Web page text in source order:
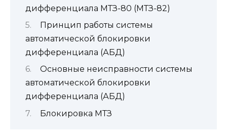
дифференциала МТЗ-80 (МТЗ-82)
Принцип работы системы
автоматической блокировки
дифференциала (АБД)
Основные неисправности системы
автоматической блокировки
дифференциала (АБД)
Блокировка МТЗ